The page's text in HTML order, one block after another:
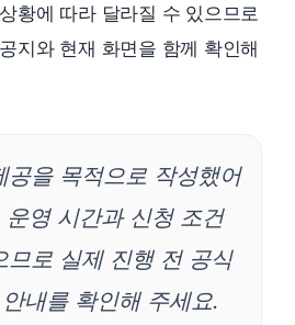
황에 따라 달라질 수 있으므로
지와 현재 화면을 함께 확인해
공을 목적으로 작성했어
운영 시간과 신청 조건
므로 실제 진행 전 공식
내를 확인해 주세요.